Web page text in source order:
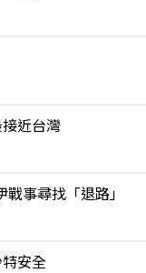
近台灣
事尋找「退路」
安全